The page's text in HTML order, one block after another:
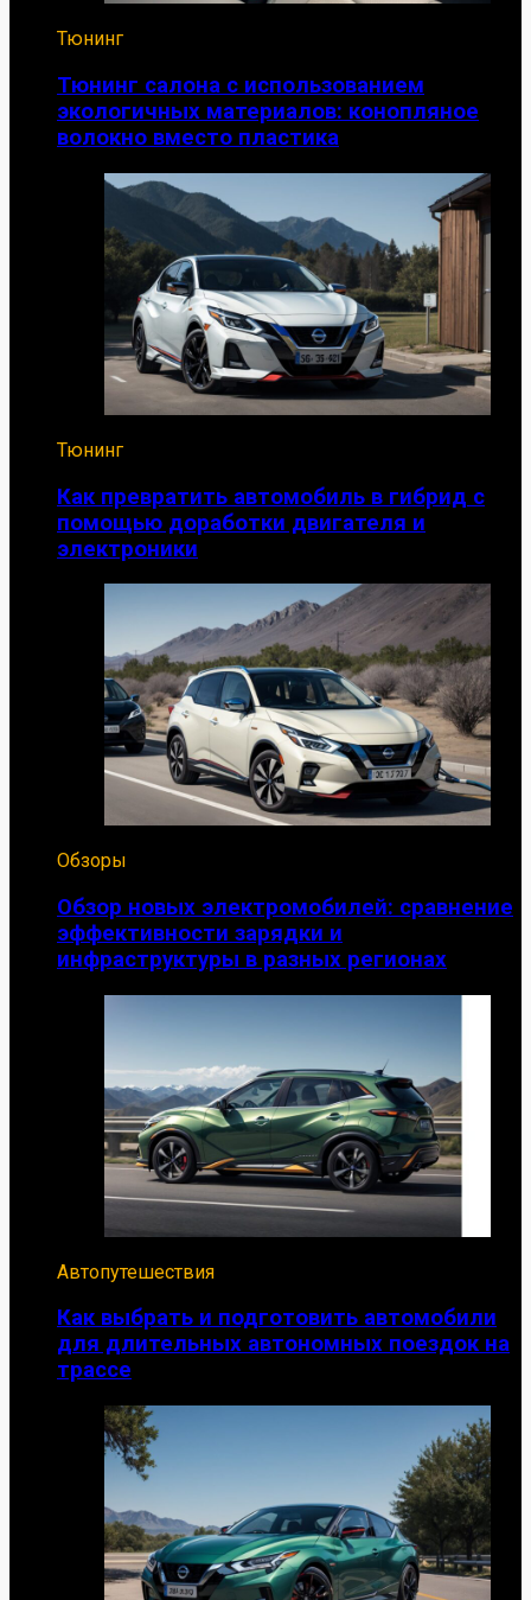
Тюнинг
Тюнинг салона с использованием
экологичных материалов: конопляное
волокно вместо пластика
Тюнинг
Как превратить автомобиль в гибрид с
помощью доработки двигателя и
электроники
Обзоры
Обзор новых электромобилей: сравнение
эффективности зарядки и
инфраструктуры в разных регионах
Автопутешествия
Как выбрать и подготовить автомобили
для длительных автономных поездок на
трассе